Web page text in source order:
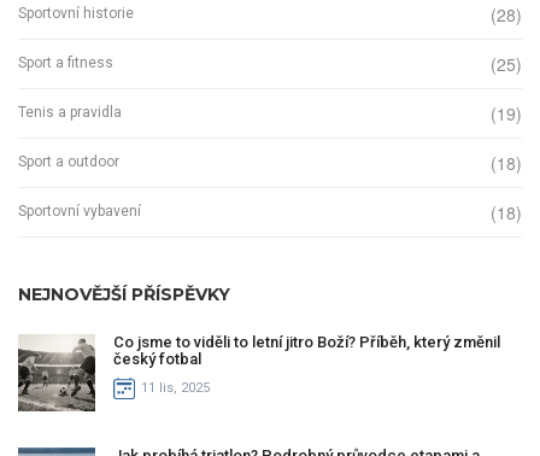
Sportovní historie (28)
Sport a fitness (25)
Tenis a pravidla (19)
Sport a outdoor (18)
Sportovní vybavení (18)
NEJNOVĚJŠÍ PŘÍSPĚVKY
Co jsme to viděli to letní jitro Boží? Příběh, který změnil
český fotbal
11 lis, 2025